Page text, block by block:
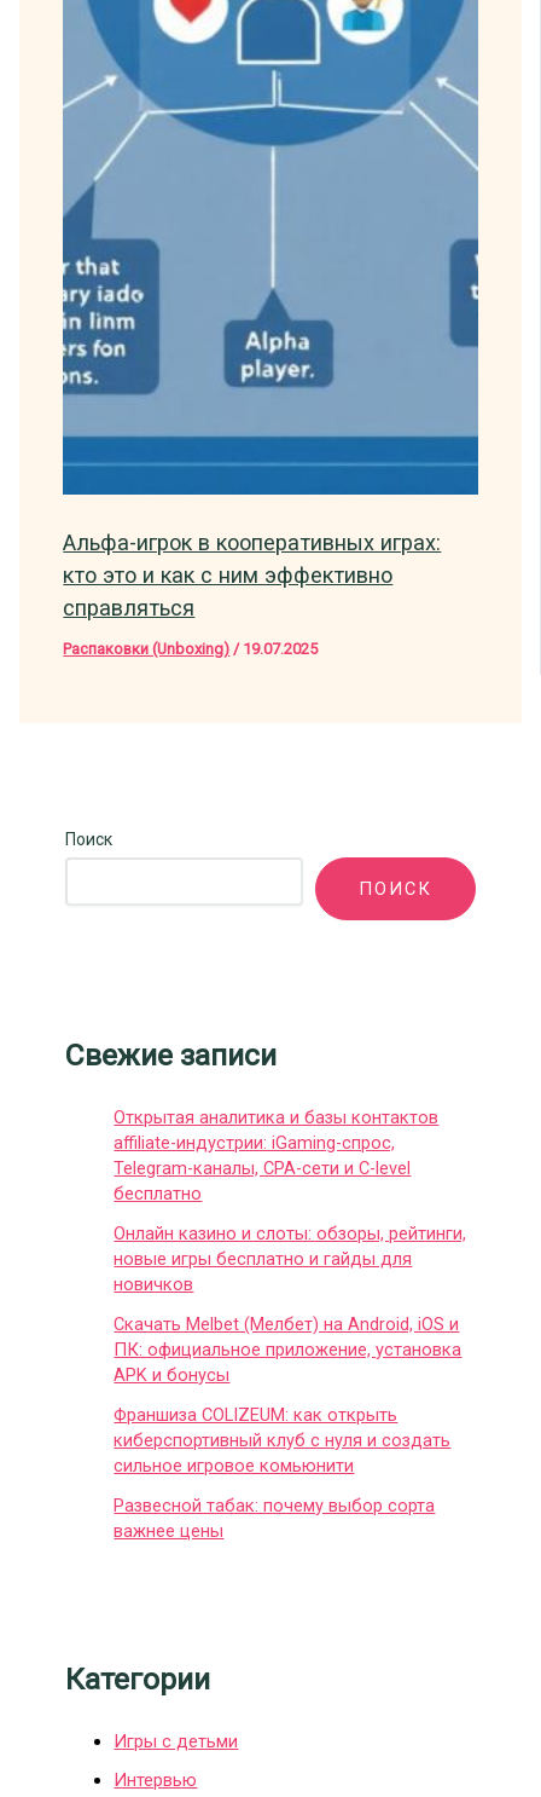
Альфа-игрок в кооперативных играх:
кто это и как с ним эффективно
справляться
Распаковки (Unboxing) / 19.07.2025
Поиск
ПОИСК
Свежие записи
Открытая аналитика и базы контактов
affiliate-индустрии: iGaming-спрос,
Telegram-каналы, CPA-сети и C-level
бесплатно
Онлайн казино и слоты: обзоры, рейтинги,
новые игры бесплатно и гайды для
новичков
Скачать Melbet (Мелбет) на Android, iOS и
ПК: официальное приложение, установка
APK и бонусы
Франшиза COLIZEUM: как открыть
киберспортивный клуб с нуля и создать
сильное игровое комьюнити
Развесной табак: почему выбор сорта
важнее цены
Категории
Игры с детьми
Интервью